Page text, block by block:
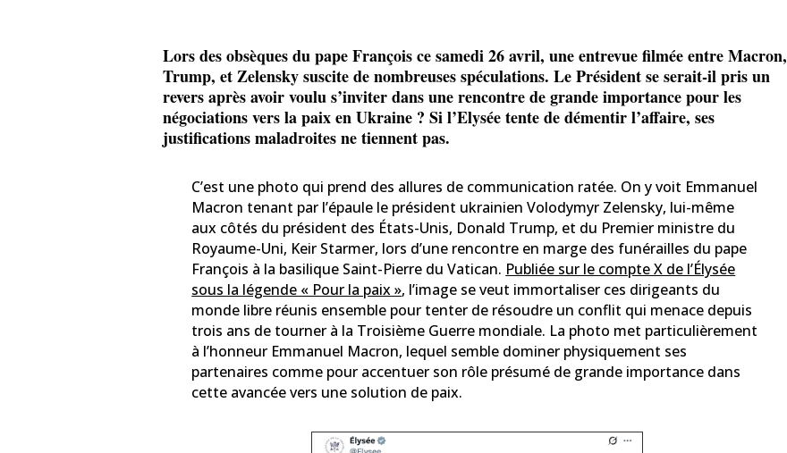
Lors des obsèques du pape François ce samedi 26 avril, une entrevue filmée entre Macron,
Trump, et Zelensky suscite de nombreuses spéculations. Le Président se serait-il pris un
revers après avoir voulu s’inviter dans une rencontre de grande importance pour les
négociations vers la paix en Ukraine ? Si l’Elysée tente de démentir l’affaire, ses
justifications maladroites ne tiennent pas.
C’est une photo qui prend des allures de communication ratée. On y voit Emmanuel
Macron tenant par l’épaule le président ukrainien Volodymyr Zelensky, lui-même
aux côtés du président des États-Unis, Donald Trump, et du Premier ministre du
Royaume-Uni, Keir Starmer, lors d’une rencontre en marge des funérailles du pape
François à la basilique Saint-Pierre du Vatican. Publiée sur le compte X de l’Élysée
sous la légende « Pour la paix », l’image se veut immortaliser ces dirigeants du
monde libre réunis ensemble pour tenter de résoudre un conflit qui menace depuis
trois ans de tourner à la Troisième Guerre mondiale. La photo met particulièrement
à l’honneur Emmanuel Macron, lequel semble dominer physiquement ses
partenaires comme pour accentuer son rôle présumé de grande importance dans
cette avancée vers une solution de paix.